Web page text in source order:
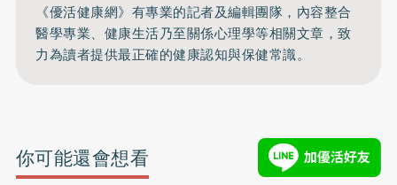
《優活健康網》有專業的記者及編輯團隊，內容整合
醫學專業、健康生活乃至關係心理學等相關文章，致
力為讀者提供最正確的健康認知與保健常識。
你可能還會想看